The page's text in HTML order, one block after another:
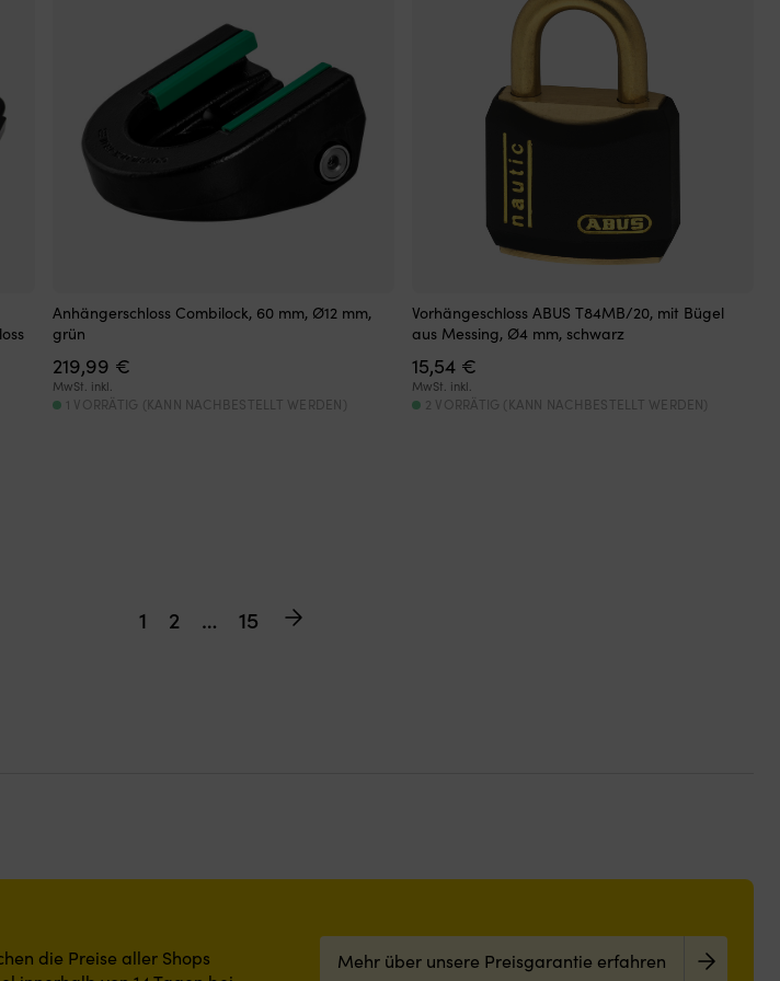
Anhängerschloss Combilock, 60 mm, Ø12 mm,
grün
219,99 €
MwSt. inkl.
1 VORRÄTIG (KANN NACHBESTELLT WERDEN)
Vorhängeschloss ABUS T84MB/20, mit Bügel
aus Messing, Ø4 mm, schwarz
15,54 €
MwSt. inkl.
2 VORRÄTIG (KANN NACHBESTELLT WERDEN)
1 2 … 15
die Preise aller Shops
Mehr über unsere Preisgarantie erfahren